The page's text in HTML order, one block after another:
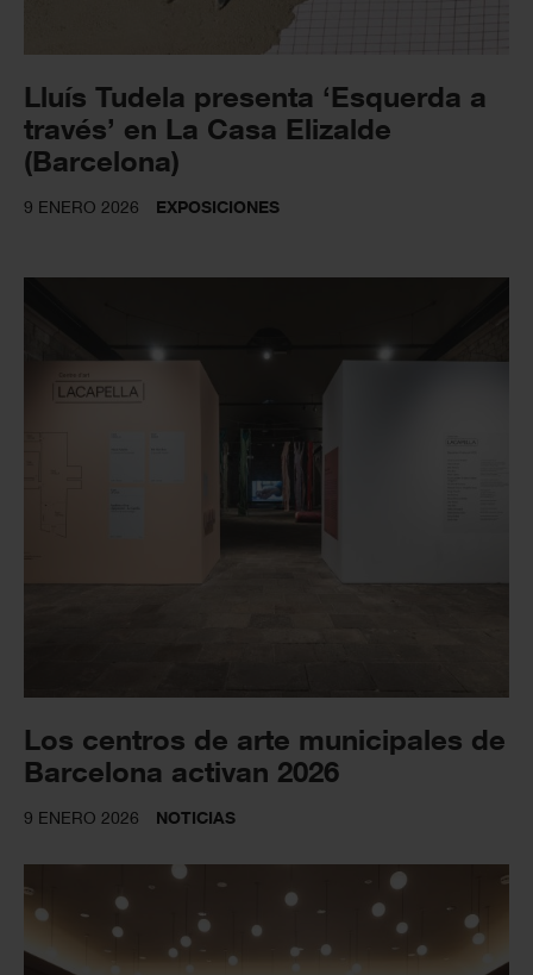
Lluís Tudela presenta ‘Esquerda a
través’ en La Casa Elizalde
(Barcelona)
9 ENERO 2026 EXPOSICIONES
Los centros de arte municipales de
Barcelona activan 2026
9 ENERO 2026 NOTICIAS